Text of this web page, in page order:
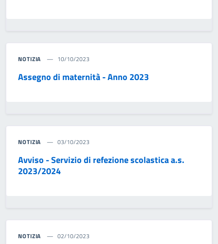
NOTIZIA 10/10/2023
Assegno di maternità - Anno 2023
NOTIZIA 03/10/2023
Avviso - Servizio di refezione scolastica a.s.
2023/2024
NOTIZIA 02/10/2023